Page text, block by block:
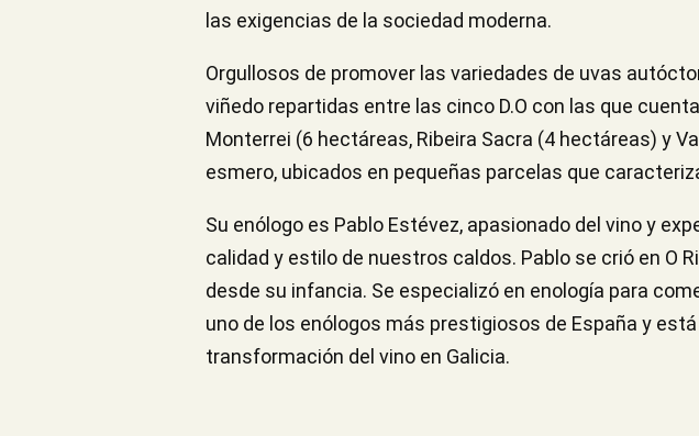
las exigencias de la sociedad moderna.
Orgullosos de promover las variedades de uvas
viñedo repartidas entre las cinco D.O con las que
Monterrei (6 hectáreas, Ribeira Sacra (4 hectáreas) y
esmero, ubicados en pequeñas parcelas que
Su enólogo es Pablo Estévez, apasionado del vino y
calidad y estilo de nuestros caldos. Pablo se crió en O
desde su infancia. Se especializó en enología para
uno de los enólogos más prestigiosos de España y
transformación del vino en Galicia.